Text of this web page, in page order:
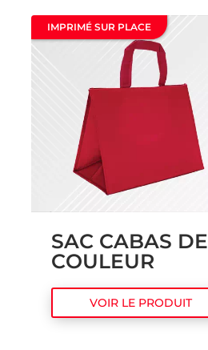
SAC CABAS DE
COULEUR
VOIR LE PRODUIT
IMPRIMÉ SUR PLACE